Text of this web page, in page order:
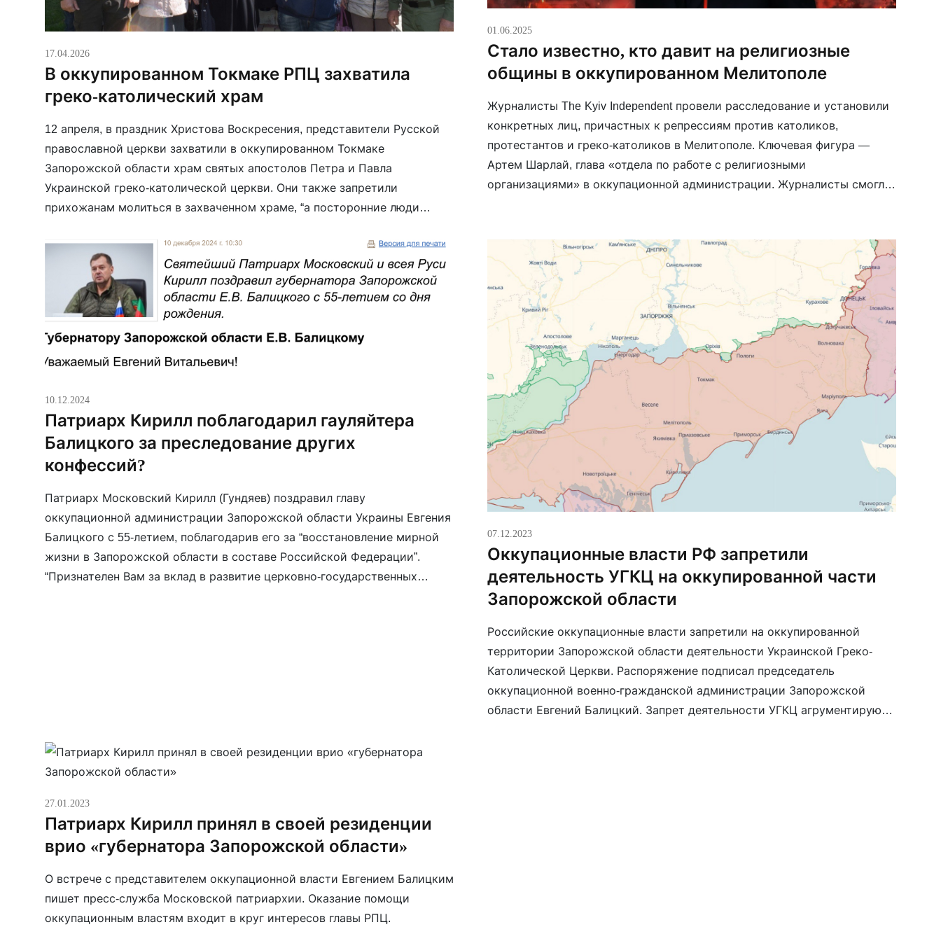
17.04.2026
В оккупированном Токмаке РПЦ захватила
греко-католический храм
12 апреля, в праздник Христова Воскресения, представители Русской
православной церкви захватили в оккупированном Токмаке
Запорожской области храм святых апостолов Петра и Павла
Украинской греко-католической церкви. Они также запретили
прихожанам молиться в захваченном храме, “а посторонние люди
экзархат УГКЦ. Как заявляется, “такие действия свидетельствуют не
только о пренебрежении человеческим […]
01.06.2025
Стало известно, кто давит на религиозные
общины в оккупированном Мелитополе
Журналисты The Kyiv Independent провели расследование и установили
конкретных лиц, причастных к репрессиям против католиков,
протестантов и греко-католиков в Мелитополе. Ключевая фигура —
Артем Шарлай, глава «отдела по работе с религиозными
организациями» в оккупационной администрации. Журналисты смогли
10.12.2024
Патриарх Кирилл поблагодарил гауляйтера
Балицкого за преследование других
конфессий?
Патриарх Московский Кирилл (Гундяев) поздравил главу
оккупационной администрации Запорожской области Украины Евгения
Балицкого с 55-летием, поблагодарив его за “восстановление мирной
жизни в Запорожской области в составе Российской Федерации”.
“Признателен Вам за вклад в развитие церковно-государственных
07.12.2023
Оккупационные власти РФ запретили
деятельность УГКЦ на оккупированной части
Запорожской области
Российские оккупационные власти запретили на оккупированной
территории Запорожской области деятельности Украинской Греко-
Католической Церкви. Распоряжение подписал председатель
оккупационной военно-гражданской администрации Запорожской
области Евгений Балицкий. Запрет деятельности УГКЦ агрументируют
27.01.2023
Патриарх Кирилл принял в своей резиденции
врио «губернатора Запорожской области»
О встрече с представителем оккупационной власти Евгением Балицким
пишет пресс-служба Московской патриархии. Оказание помощи
оккупационным властям входит в круг интересов главы РПЦ.